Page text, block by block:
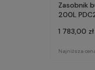
Zasobnik
200L
1 783,00 zł
Najniższa